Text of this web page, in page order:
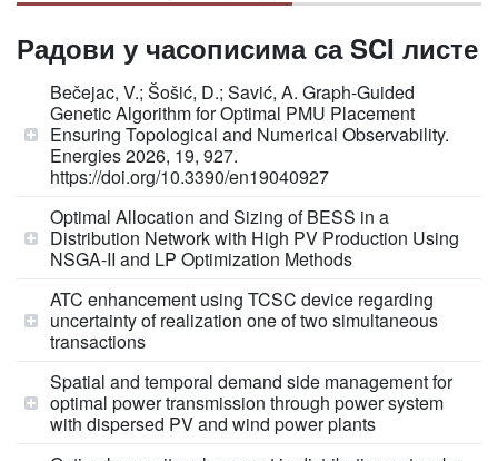
Радови у часописима са SCI листе
Bečejac, V.; Šošić, D.; Savić, A. Graph-Guided
Genetic Algorithm for Optimal PMU Placement
Ensuring Topological and Numerical Observability.
Energies 2026, 19, 927.
https://doi.org/10.3390/en19040927
Optimal Allocation and Sizing of BESS in a
Distribution Network with High PV Production Using
NSGA-II and LP Optimization Methods
ATC enhancement using TCSC device regarding
uncertainty of realization one of two simultaneous
transactions
Spatial and temporal demand side management for
optimal power transmission through power system
with dispersed PV and wind power plants